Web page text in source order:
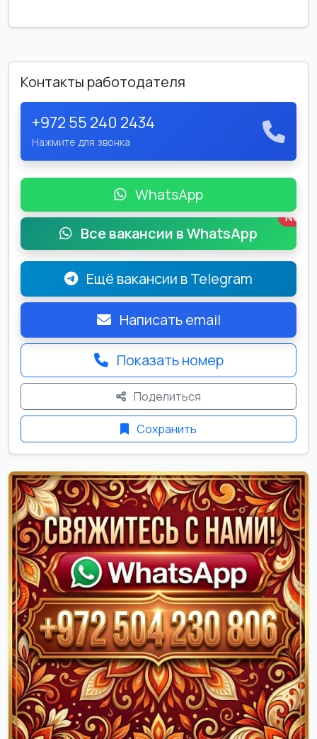
Контакты работодателя
+972 55 240 2434
Нажмите для звонка
WhatsApp
Все вакансии в WhatsApp
New
Ещё вакансии в Telegram
Написать email
Показать номер
Поделиться
Сохранить